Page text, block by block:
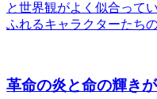
と世界観がよく似合って
ふれるキャラクターたち
革命の炎と命の輝き